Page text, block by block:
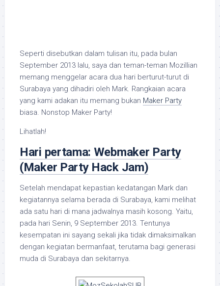
Seperti disebutkan dalam tulisan itu, pada bulan
September 2013 lalu, saya dan teman-teman Mozillian
memang menggelar acara dua hari berturut-turut di
Surabaya yang dihadiri oleh Mark. Rangkaian acara
yang kami adakan itu memang bukan Maker Party
biasa. Nonstop Maker Party!
Lihatlah!
Hari pertama: Webmaker Party
(Maker Party Hack Jam)
Setelah mendapat kepastian kedatangan Mark dan
kegiatannya selama berada di Surabaya, kami melihat
ada satu hari di mana jadwalnya masih kosong. Yaitu,
pada hari Senin, 9 September 2013. Tentunya
kesempatan ini sayang sekali jika tidak dimaksimalkan
dengan kegiatan bermanfaat, terutama bagi generasi
muda di Surabaya dan sekitarnya.